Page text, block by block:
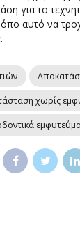
για το
αυτό να
χωρίς